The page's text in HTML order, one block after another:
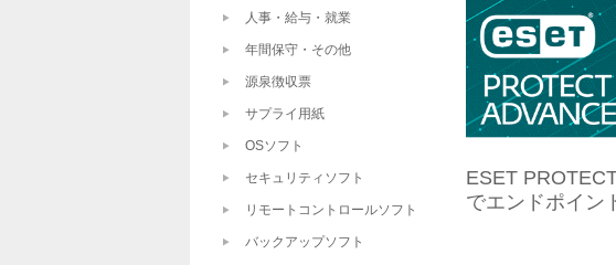
ESET
でエンドポイン
人事・給与・就業
年間保守・その他
源泉徴収票
サプライ用紙
OSソフト
セキュリティソフト
リモートコントロールソフト
バックアップソフト